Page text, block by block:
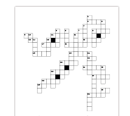
Courage's middle name?
What month is Neighbors
Together hosted?